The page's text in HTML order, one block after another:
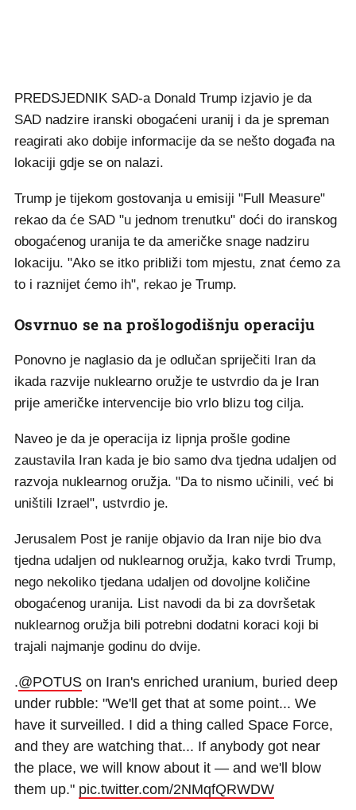
PREDSJEDNIK SAD-a Donald Trump izjavio je da
SAD nadzire iranski obogaćeni uranij i da je spreman
reagirati ako dobije informacije da se nešto događa na
lokaciji gdje se on nalazi.
Trump je tijekom gostovanja u emisiji "Full Measure"
rekao da će SAD "u jednom trenutku" doći do iranskog
obogaćenog uranija te da američke snage nadziru
lokaciju. "Ako se itko približi tom mjestu, znat ćemo za
to i raznijet ćemo ih", rekao je Trump.
Osvrnuo se na prošlogodišnju operaciju
Ponovno je naglasio da je odlučan spriječiti Iran da
ikada razvije nuklearno oružje te ustvrdio da je Iran
prije američke intervencije bio vrlo blizu tog cilja.
Naveo je da je operacija iz lipnja prošle godine
zaustavila Iran kada je bio samo dva tjedna udaljen od
razvoja nuklearnog oružja. "Da to nismo učinili, već bi
uništili Izrael", ustvrdio je.
Jerusalem Post je ranije objavio da Iran nije bio dva
tjedna udaljen od nuklearnog oružja, kako tvrdi Trump,
nego nekoliko tjedana udaljen od dovoljne količine
obogaćenog uranija. List navodi da bi za dovršetak
nuklearnog oružja bili potrebni dodatni koraci koji bi
trajali najmanje godinu do dvije.
.@POTUS on Iran's enriched uranium, buried deep
under rubble: "We'll get that at some point... We
have it surveilled. I did a thing called Space Force,
and they are watching that... If anybody got near
the place, we will know about it — and we'll blow
them up." pic.twitter.com/2NMqfQRWDW